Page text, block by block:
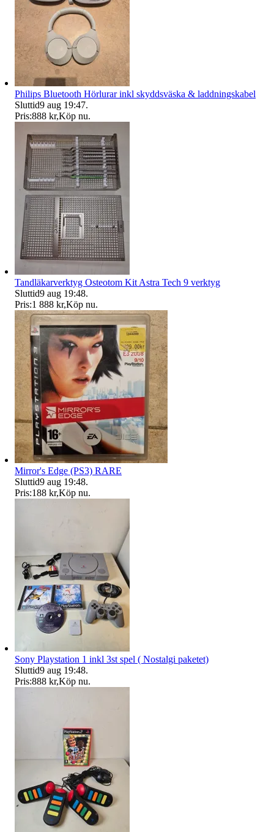
Philips Bluetooth Hörlurar inkl skyddsväska & laddningskabel
Sluttid9 aug 19:47.
Pris:888 kr,Köp nu.
Tandläkarverktyg Osteotom Kit Astra Tech 9 verktyg
Sluttid9 aug 19:48.
Pris:1 888 kr,Köp nu.
Mirror's Edge (PS3) RARE
Sluttid9 aug 19:48.
Pris:188 kr,Köp nu.
Sony Playstation 1 inkl 3st spel ( Nostalgi paketet)
Sluttid9 aug 19:48.
Pris:888 kr,Köp nu.